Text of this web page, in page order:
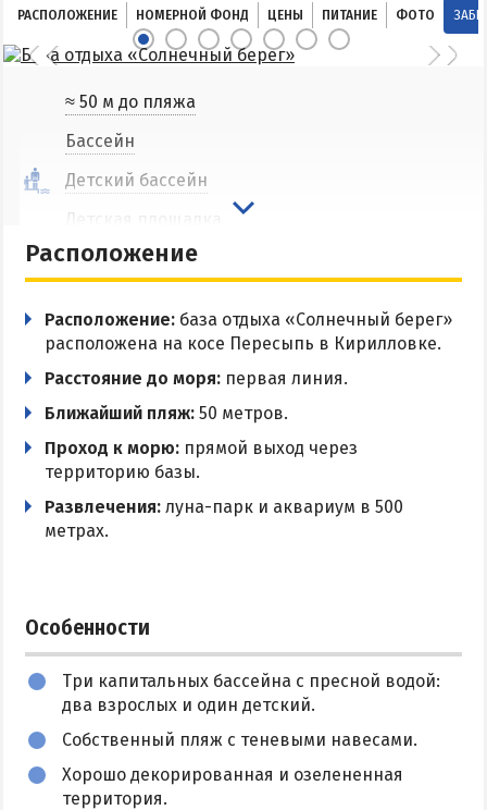
Генгорка
Счастливцево
Стрелковое
СТЕПАНОВКА ПЕРВАЯ
Пансионаты и базы отдыха Степановки-1
Веб-камеры в Степановке Первой онлайн
Цены в Степановке 2026
БЕРДЯНСК
Веб-камеры Бердянска
Цены в Бердянске 2026
Развлечения в Бердянске
ОТЕЛИ И БАЗЫ ОТДЫХА БЕРДЯНСКА
Бердянская коса
Слободка
Новопетровка
ПРИМОРСК
РАСПОЛОЖЕНИЕ НОМЕРНОЙ ФОНД ЦЕНЫ ПИТАНИЕ ФОТО
≈ 50 м до пляжа
Бассейн
Детский бассейн
Детская площадка
Питание включено
Беседки
Мангальная зона
Бар
Платная парковка
Расположение
Расположение: база отдыха «Солнечный берег»
расположена на косе Пересыпь в Кирилловке.
Расстояние до моря: первая линия.
Ближайший пляж: 50 метров.
Проход к морю: прямой выход через
территорию базы.
Развлечения: луна-парк и аквариум в 500
метрах.
Особенности
Три капитальных бассейна с пресной водой:
два взрослых и один детский.
Собственный пляж с теневыми навесами.
Хорошо декорированная и озелененная
территория.